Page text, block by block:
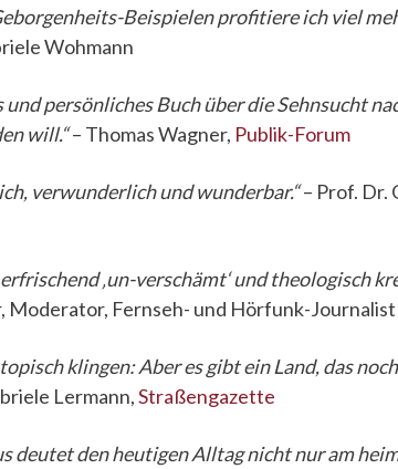
Beispielen profitiere ich viel
Wohmann
und persönliches Buch über die Sehnsucht
will.“– Thomas Wagner, Publik-Forum
verwunderlich und wunderbar.“– Prof. Dr.
‚un-verschämt‘ und theologisch
Moderator, Fernseh- und Hörfunk-Journalist
klingen: Aber es gibt ein Land, das
Lermann,Straßengazette
deutet den heutigen Alltag nicht nur am